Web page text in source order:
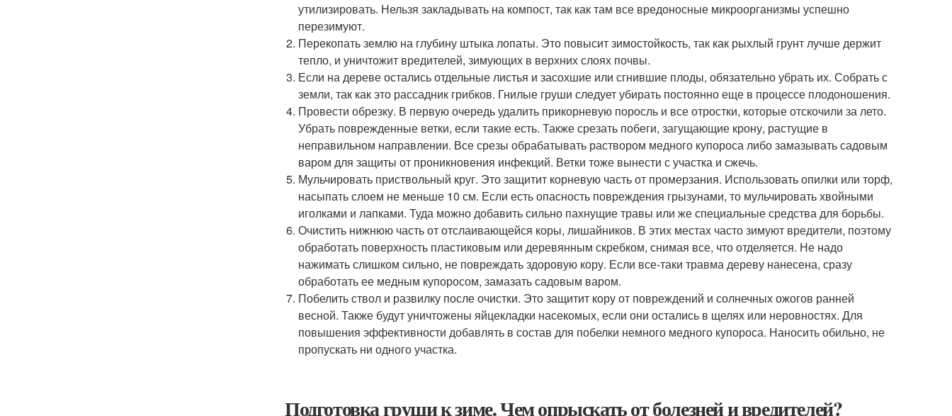
утилизировать. Нельзя закладывать на компост, так как там все вредоносные микроорганизмы успешно
перезимуют.
Перекопать землю на глубину штыка лопаты. Это повысит зимостойкость, так как рыхлый грунт лучше держит
тепло, и уничтожит вредителей, зимующих в верхних слоях почвы.
Если на дереве остались отдельные листья и засохшие или сгнившие плоды, обязательно убрать их. Собрать с
земли, так как это рассадник грибков. Гнилые груши следует убирать постоянно еще в процессе плодоношения.
Провести обрезку. В первую очередь удалить прикорневую поросль и все отростки, которые отскочили за лето.
Убрать поврежденные ветки, если такие есть. Также срезать побеги, загущающие крону, растущие в
неправильном направлении. Все срезы обрабатывать раствором медного купороса либо замазывать садовым
варом для защиты от проникновения инфекций. Ветки тоже вынести с участка и сжечь.
Мульчировать приствольный круг. Это защитит корневую часть от промерзания. Использовать опилки или торф,
насыпать слоем не меньше 10 см. Если есть опасность повреждения грызунами, то мульчировать хвойными
иголками и лапками. Туда можно добавить сильно пахнущие травы или же специальные средства для борьбы.
Очистить нижнюю часть от отслаивающейся коры, лишайников. В этих местах часто зимуют вредители, поэтому
обработать поверхность пластиковым или деревянным скребком, снимая все, что отделяется. Не надо
нажимать слишком сильно, не повреждать здоровую кору. Если все-таки травма дереву нанесена, сразу
обработать ее медным купоросом, замазать садовым варом.
Побелить ствол и развилку после очистки. Это защитит кору от повреждений и солнечных ожогов ранней
весной. Также будут уничтожены яйцекладки насекомых, если они остались в щелях или неровностях. Для
повышения эффективности добавлять в состав для побелки немного медного купороса. Наносить обильно, не
пропускать ни одного участка.
Подготовка груши к зиме. Чем опрыскать от болезней и вредителей?